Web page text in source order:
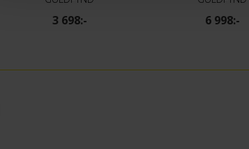
3 698:- 6 998:-